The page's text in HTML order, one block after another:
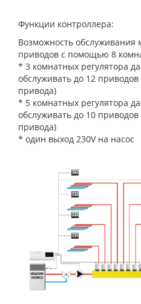
Функции контроллера:
Возможность обслуживания
приводов с помощью 8
* 3 комнатных регулятора
обслуживать до 12
привода)
* 5 комнатных регулятора
обслуживать до 10
привода)
* один выход 230V на насос